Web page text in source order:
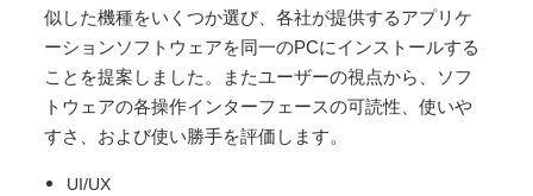
似した機種をいくつか選び、各社が提供するアプリケ
ーションソフトウェアを同一のPCにインストールする
ことを提案しました。またユーザーの視点から、ソフ
トウェアの各操作インターフェースの可読性、使いや
すさ、および使い勝手を評価します。
UI/UX